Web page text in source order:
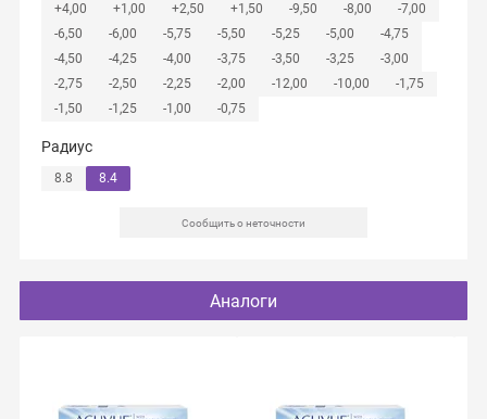
+4,00
+1,00 +2,50 +1,50 -9,50 -8,00
-7,00
-6,50
-6,00 -5,75 -5,50 -5,25 -5,00
-4,75
-4,50
-4,25 -4,00 -3,75 -3,50 -3,25
-3,00
-2,75
-2,50 -2,25 -2,00 -12,00 -10,00
-1,75
-1,50
-1,25 -1,00 -0,75
Радиус
8.8 8.4
Сообщить о неточности
Аналоги